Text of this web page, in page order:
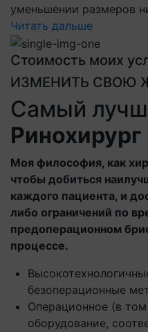
уменьшении размеров
Читать дальше
Стоимость моих
ИЗМЕНИТЬ СВОЮ
Самый
Ринохирург
Моя философия, как
чтобы добиться
каждого пациента, и
либо ограничений по
предоперационном
процессе.
безоперационные
Операционное (в
оборудование,